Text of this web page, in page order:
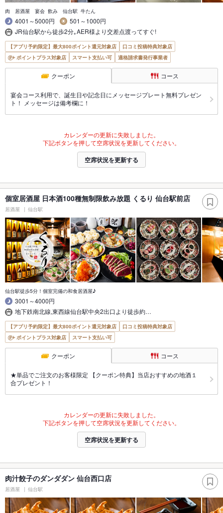
肉 居酒屋 宴会 飲み 仙台駅 牛たん
4001～5000円
501～1000円
JR仙台駅から徒歩2分｡AER様より交差点渡ってすぐ!
【アプリ予約限定】最大800ポイント還元対象店
口コミ投稿特典対象店
ポイントプラス対象店
スマート支払い可 適格請求書発行事業者
クーポン コース
宴会コース利用で、誕生日や記念日にメッセージプレート無料プレゼン
ト！ メッセージは備考欄に！
カレンダーの更新に失敗しました。
下記ボタンを押して空席状況を更新してください。
空席状況を更新する
個室居酒屋 日本酒100種無制限飲み放題 くるり 仙台駅前店
居酒屋 仙台駅
仙台駅徒歩5分！個室完備の和食居酒屋♪
3001～4000円
地下鉄南北線,東西線仙台駅中央2出口より徒歩約…
【アプリ予約限定】最大800ポイント還元対象店
口コミ投稿特典対象店
ポイントプラス対象店
スマート支払い可
クーポン コース
★単品でご注文のお客様限定 【クーポン特典】当店おすすめの地酒１
合プレゼント！
カレンダーの更新に失敗しました。
下記ボタンを押して空席状況を更新してください。
空席状況を更新する
肉汁餃子のダンダダン 仙台西口店
居酒屋 仙台駅